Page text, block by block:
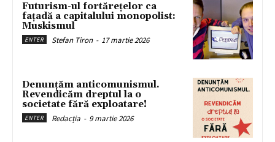
Futurism-ul fortărețelor ca
fațadă a capitalului monopolist:
Muskismul
ENTER Stefan Tiron - 17 martie 2026
Denunțăm anticomunismul.
Revendicăm dreptul la o
societate fără exploatare!
ENTER Redacția - 9 martie 2026